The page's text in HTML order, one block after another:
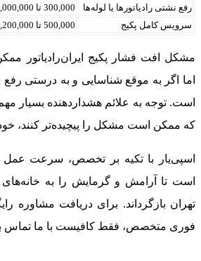
رفع نشتی رادیاتورها یا لوله‌ها
300,000 تا 2,000,000
سرویس کامل پکیج
500,000 تا 1,200,000
مشکل افت فشار پکیج ایران‌رادیاتور
اما اگر به موقع شناسایی و به درستی
است. توجه به علائم هشداردهنده بسیار
که ممکن است مشکل را پیچیده‌تر کنند،
اسپی‌یار با تکیه بر تخصص، سرعت عمل
است تا آرامش و گرمایش را به
تهران بازگرداند. برای دریافت مشاوره
فوری متخصص، فقط کافیست با ما تماس